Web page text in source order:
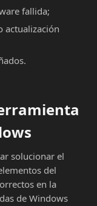
fallida;
actualización
solucionar el
del
en la
de Windows